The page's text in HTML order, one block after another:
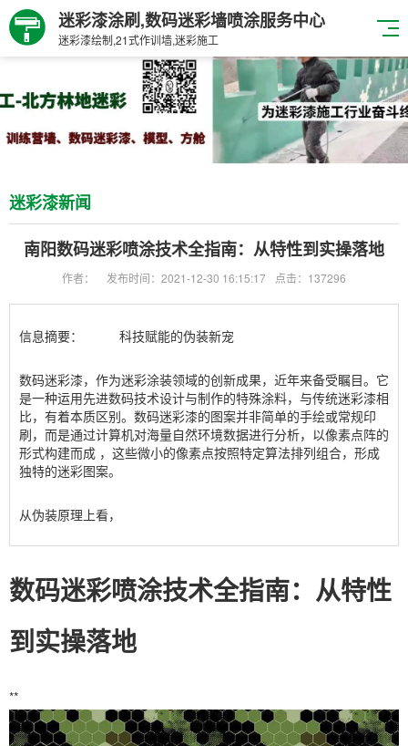
迷彩漆涂刷,数码迷彩墙喷涂服务中心
迷彩漆绘制,21式作训墙,迷彩施工
迷彩漆新闻
南阳数码迷彩喷涂技术全指南：从特性到实操落地
作者： 发布时间：2021-12-30 16:15:17 点击：137296
信息摘要： 科技赋能的伪装新宠
数码迷彩漆，作为迷彩涂装领域的创新成果，近年来备受瞩目。它
是一种运用先进数码技术设计与制作的特殊涂料，与传统迷彩漆相
比，有着本质区别。数码迷彩漆的图案并非简单的手绘或常规印
刷，而是通过计算机对海量自然环境数据进行分析，以像素点阵的
形式构建而成 ，这些微小的像素点按照特定算法排列组合，形成
独特的迷彩图案。
从伪装原理上看，
数码迷彩喷涂技术全指南：从特性
到实操落地
**